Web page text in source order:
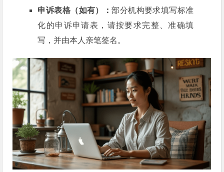
申诉表格（如有）：部分机构要求填写标准
化的申诉申请表，请按要求完整、准确填
写，并由本人亲笔签名。